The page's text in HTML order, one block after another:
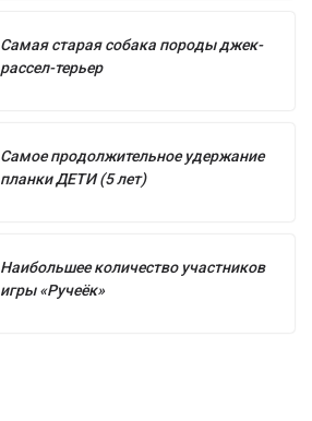
Самая старая собака породы джек-
рассел-терьер
Самое продолжительное удержание
планки ДЕТИ (5 лет)
Наибольшее количество участников
игры «Ручеёк»